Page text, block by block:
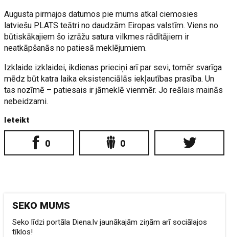
Augusta pirmajos datumos pie mums atkal ciemosies
latviešu PLATS teātri no daudzām Eiropas valstīm. Viens no
būtiskākajiem šo izrāžu satura vilkmes rādītājiem ir
neatkāpšanās no patiesā meklējumiem.
Izklaide izklaidei, ikdienas prieciņi arī par sevi, tomēr svarīga
mēdz būt katra laika eksistenciālās iekļautības prasība. Un
tas nozīmē – patiesais ir jāmeklē vienmēr. Jo reālais mainās
nebeidzami.
Ieteikt
0 0
SEKO MUMS
Seko līdzi portāla Diena.lv jaunākajām ziņām arī sociālajos
tīklos!